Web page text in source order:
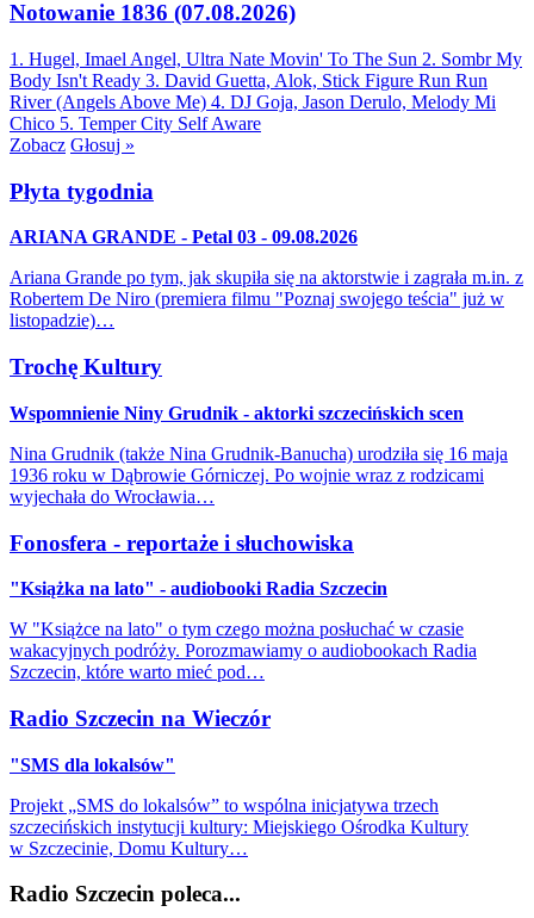
Notowanie 1836 (07.08.2026)
1. Hugel, Imael Angel, Ultra Nate Movin' To The Sun 2. Sombr My
Body Isn't Ready 3. David Guetta, Alok, Stick Figure Run Run
River (Angels Above Me) 4. DJ Goja, Jason Derulo, Melody Mi
Chico 5. Temper City Self Aware
Zobacz Głosuj »
Płyta tygodnia
ARIANA GRANDE - Petal 03 - 09.08.2026
Ariana Grande po tym, jak skupiła się na aktorstwie i zagrała m.in. z
Robertem De Niro (premiera filmu "Poznaj swojego teścia" już w
listopadzie)…
Trochę Kultury
Wspomnienie Niny Grudnik - aktorki szczecińskich scen
Nina Grudnik (także Nina Grudnik-Banucha) urodziła się 16 maja
1936 roku w Dąbrowie Górniczej. Po wojnie wraz z rodzicami
wyjechała do Wrocławia…
Fonosfera - reportaże i słuchowiska
"Książka na lato" - audiobooki Radia Szczecin
W "Książce na lato" o tym czego można posłuchać w czasie
wakacyjnych podróży. Porozmawiamy o audiobookach Radia
Szczecin, które warto mieć pod…
Radio Szczecin na Wieczór
"SMS dla lokalsów"
Projekt „SMS do lokalsów” to wspólna inicjatywa trzech
szczecińskich instytucji kultury: Miejskiego Ośrodka Kultury
w Szczecinie, Domu Kultury…
Radio Szczecin poleca...